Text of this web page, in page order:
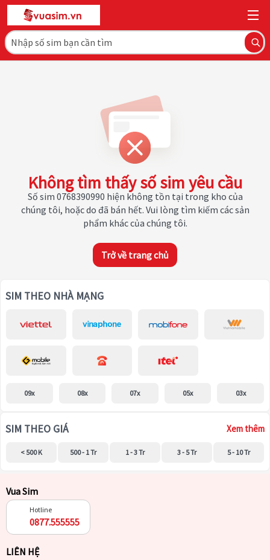
Không tìm thấy số sim yêu cầu
Số sim 0768390990 hiện không tồn tại trong kho của
chúng tôi, hoặc do đã bán hết. Vui lòng tìm kiếm các sản
phẩm khác của chúng tôi.
Trở về trang chủ
SIM THEO NHÀ MẠNG
09x 08x 07x 05x 03x
SIM THEO GIÁ Xem thêm
< 500 K 500 - 1 Tr 1 - 3 Tr 3 - 5 Tr 5 - 10 Tr
Vua Sim
Hotline
0877.555555
LIÊN HỆ